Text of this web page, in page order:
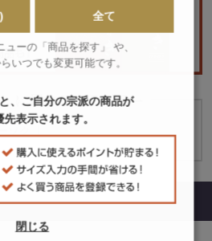
に属するカテゴリー
全て
ーの「商品を探す」 や、
いつでも変更可能です。
、ご自分の宗派の商品が
表示されます。
閉じる